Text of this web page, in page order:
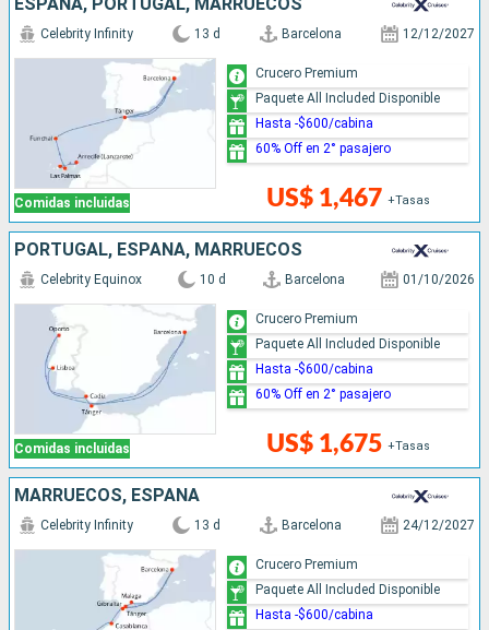
ESPAÑA, PORTUGAL, MARRUECOS
Comidas incluidas
Celebrity Infinity 13 d Barcelona 12/12/2027
US$ 1,467 +Tasas
Crucero Premium
Paquete All Included Disponible
Hasta -$600/cabina
60% Off en 2° pasajero
PORTUGAL, ESPAÑA, MARRUECOS
Comidas incluidas
Celebrity Equinox 10 d Barcelona 01/10/2026
US$ 1,675 +Tasas
Crucero Premium
Paquete All Included Disponible
Hasta -$600/cabina
60% Off en 2° pasajero
MARRUECOS, ESPAÑA
Celebrity Infinity 13 d Barcelona 24/12/2027
Crucero Premium
Paquete All Included Disponible
Hasta -$600/cabina